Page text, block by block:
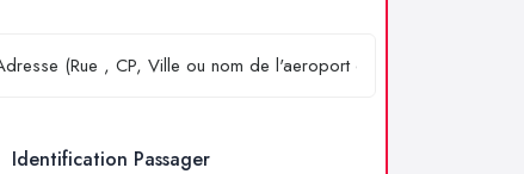
Identification Passager